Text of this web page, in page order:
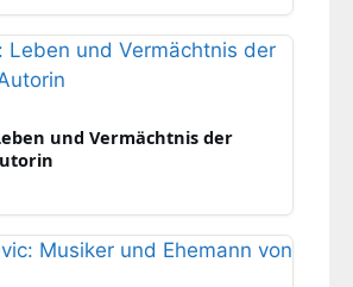
und Vermächtnis der